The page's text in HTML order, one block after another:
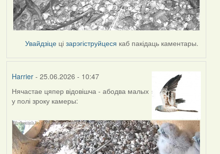
Увайдзіце цізарэгіструйцеся каб пакідаць каментары.
Harrier- 25.06.2026 - 10:47
Нячастае цяпер відовішча - абодва малых
у полі зроку камеры: